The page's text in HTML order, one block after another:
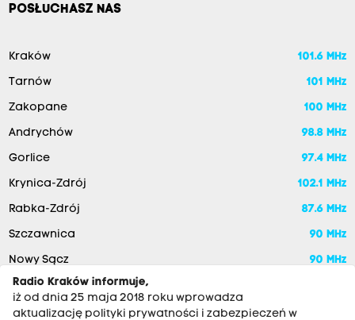
POSŁUCHASZ NAS
Kraków 101.6 MHz
Tarnów 101 MHz
Zakopane 100 MHz
Andrychów 98.8 MHz
Gorlice 97.4 MHz
Krynica-Zdrój 102.1 MHz
Rabka-Zdrój 87.6 MHz
Szczawnica 90 MHz
Nowy Sącz
90 MHz
Radio Kraków informuje,
iż od dnia 25 maja 2018 roku wprowadza
aktualizację polityki prywatności i zabezpieczeń w